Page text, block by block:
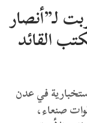
لـ”أنصار
القائد
في عدن
صنعاء،